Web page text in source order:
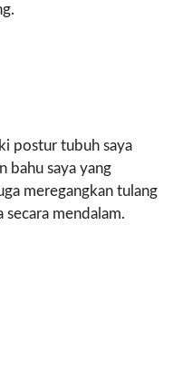
postur tubuh saya
bahu saya yang
meregangkan tulang
secara mendalam.